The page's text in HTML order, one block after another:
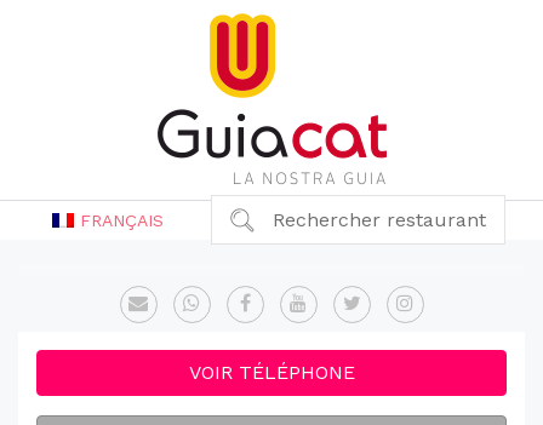
FRANÇAIS Rechercher restaurant
VOIR TÉLÉPHONE